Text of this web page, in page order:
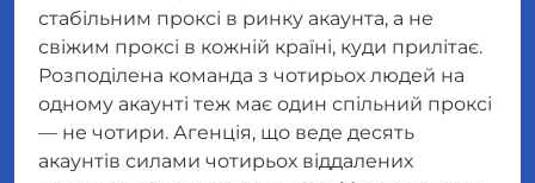
стабільним проксі в ринку акаунта, а не
свіжим проксі в кожній країні, куди прилітає.
Розподілена команда з чотирьох людей на
одному акаунті теж має один спільний проксі
— не чотири. Агенція, що веде десять
акаунтів силами чотирьох віддалених